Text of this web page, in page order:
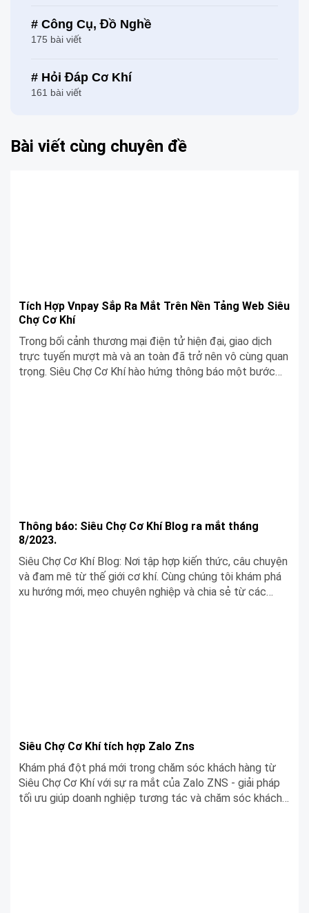
# Công Cụ, Đồ Nghề
175 bài viết
# Hỏi Đáp Cơ Khí
161 bài viết
Bài viết cùng chuyên đề
Tích Hợp Vnpay Sắp Ra Mắt Trên Nền Tảng Web Siêu
Chợ Cơ Khí
Trong bối cảnh thương mại điện tử hiện đại, giao dịch
trực tuyến mượt mà và an toàn đã trở nên vô cùng quan
trọng. Siêu Chợ Cơ Khí hào hứng thông báo một bước
Thông báo: Siêu Chợ Cơ Khí Blog ra mắt tháng
8/2023.
Siêu Chợ Cơ Khí Blog: Nơi tập hợp kiến thức, câu chuyện
và đam mê từ thế giới cơ khí. Cùng chúng tôi khám phá
xu hướng mới, mẹo chuyên nghiệp và chia sẻ từ các
Siêu Chợ Cơ Khí tích hợp Zalo Zns
Khám phá đột phá mới trong chăm sóc khách hàng từ
Siêu Chợ Cơ Khí với sự ra mắt của Zalo ZNS - giải pháp
tối ưu giúp doanh nghiệp tương tác và chăm sóc khách